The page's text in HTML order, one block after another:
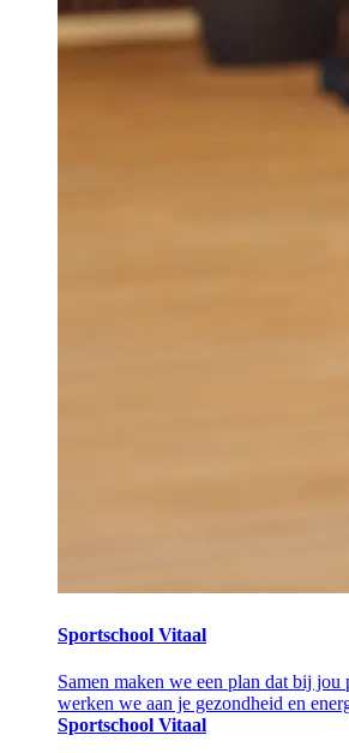
Sportschool Vitaal
Samen maken we een plan dat bij jou
werken we aan je gezondheid en
Sportschool Vitaal